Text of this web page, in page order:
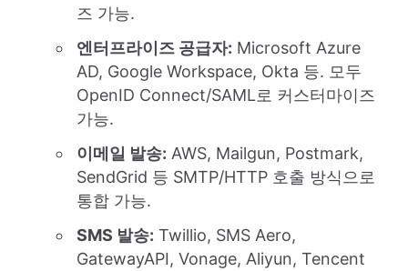
즈 가능.
엔터프라이즈 공급자: Microsoft Azure
AD, Google Workspace, Okta 등. 모두
OpenID Connect/SAML로 커스터마이즈
가능.
이메일 발송: AWS, Mailgun, Postmark,
SendGrid 등 SMTP/HTTP 호출 방식으로
통합 가능.
SMS 발송: Twillio, SMS Aero,
GatewayAPI, Vonage, Aliyun, Tencent